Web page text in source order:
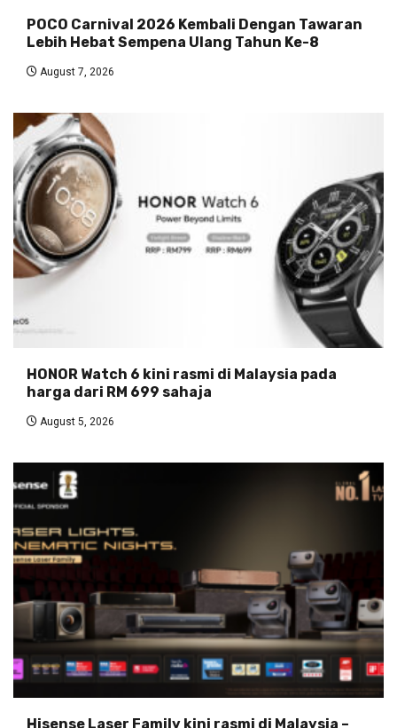
POCO Carnival 2026 Kembali Dengan Tawaran
Lebih Hebat Sempena Ulang Tahun Ke-8
August 7, 2026
HONOR Watch 6 kini rasmi di Malaysia pada
harga dari RM 699 sahaja
August 5, 2026
Hisense Laser Family kini rasmi di Malaysia –